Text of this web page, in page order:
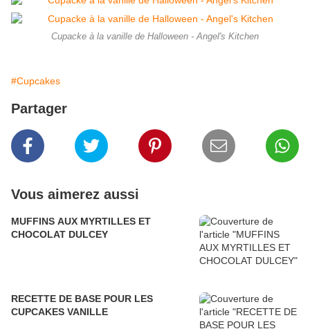
Cupacke à la vanille de Halloween - Angel's Kitchen
#Cupcakes
Partager
Vous aimerez aussi
MUFFINS AUX MYRTILLES ET
CHOCOLAT DULCEY
RECETTE DE BASE POUR LES
CUPCAKES VANILLE